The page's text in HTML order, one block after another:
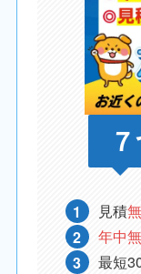
見積
年中
最短